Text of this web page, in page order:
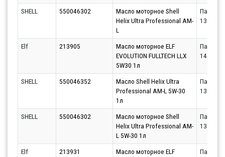
SHELL 550046302
Масло моторное Shell
Helix Ultra Professional AM-
L
Партнёр
Elf 213905
Масло моторное ELF
EVOLUTION FULLTECH LLX
5W30 1л
Партнёр
SHELL 550046352
Масло Shell Helix Ultra
Professional AM-L 5W-30
1л
Партнёр
SHELL 550046302
Масло моторное Shell
Helix Ultra Professional AM-
L 5W-30 1л
Партнёр
Elf 213931
Масло моторное ELF
Партнёр